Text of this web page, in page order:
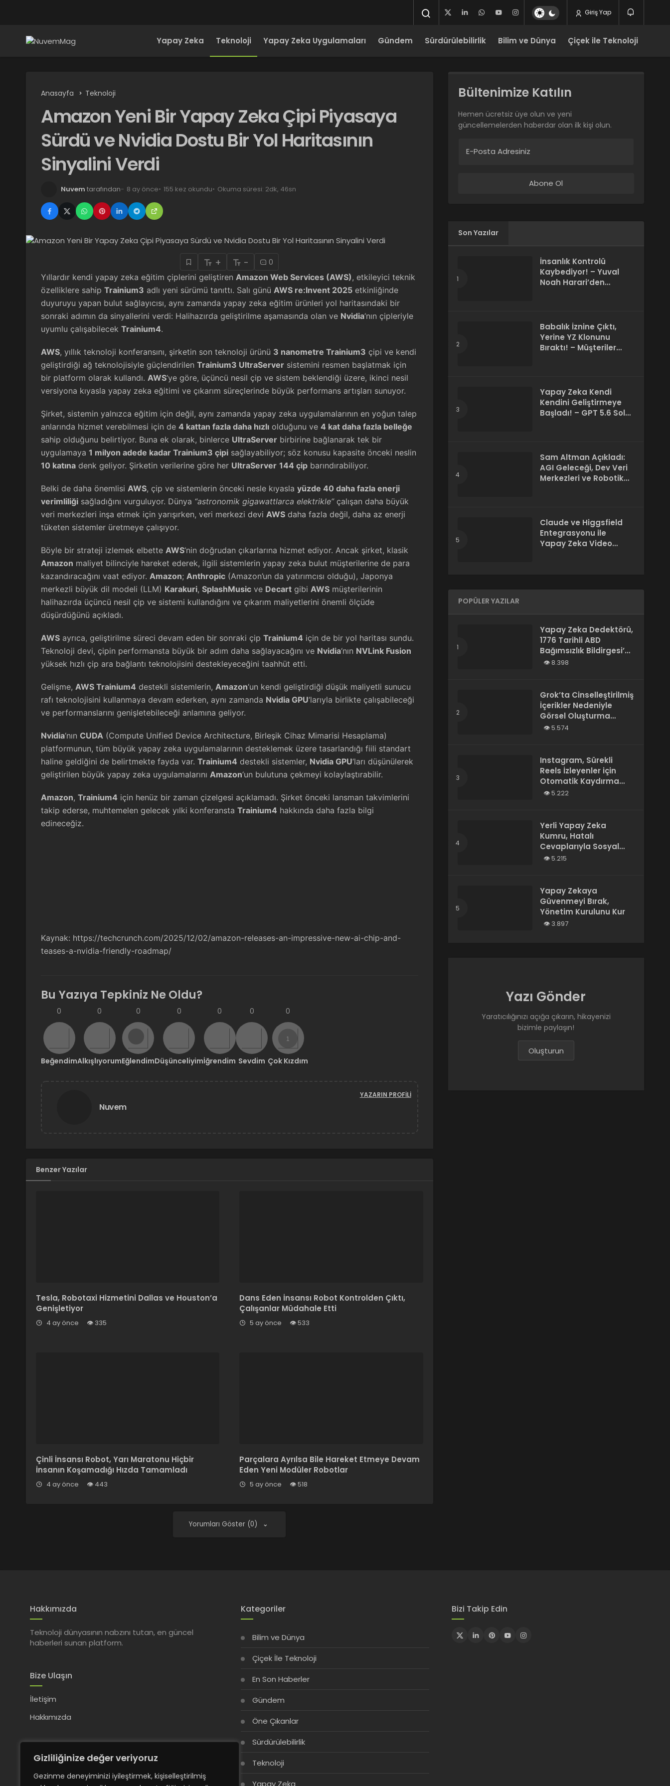
Gizliliğinize değer veriyoruz
Gezinme deneyiminizi iyileştirmek, kişiselleştirilmiş
Giriş Yap
Yapay Zeka Teknoloji Yapay Zeka Uygulamaları Gündem Sürdürülebilirlik Bilim ve Dünya Çiçek ile Teknoloji
Anasayfa Teknoloji
Amazon Yeni Bir Yapay Zeka Çipi Piyasaya
Sürdü ve Nvidia Dostu Bir Yol Haritasının
Sinyalini Verdi
Nuvem tarafından 8 ay önce 155 kez okundu Okuma süresi: 2dk, 46sn
+ -
0
Yıllardır kendi yapay zeka eğitim çiplerini geliştiren Amazon Web Services (AWS), etkileyici teknik
özelliklere sahip Trainium3 adlı yeni sürümü tanıttı. Salı günü AWS re:Invent 2025 etkinliğinde
duyuruyu yapan bulut sağlayıcısı, aynı zamanda yapay zeka eğitim ürünleri yol haritasındaki bir
sonraki adımın da sinyallerini verdi: Halihazırda geliştirilme aşamasında olan ve Nvidia‘nın çipleriyle
uyumlu çalışabilecek Trainium4.
AWS, yıllık teknoloji konferansını, şirketin son teknoloji ürünü 3 nanometre Trainium3 çipi ve kendi
geliştirdiği ağ teknolojisiyle güçlendirilen Trainium3 UltraServer sistemini resmen başlatmak için
bir platform olarak kullandı. AWS‘ye göre, üçüncü nesil çip ve sistem beklendiği üzere, ikinci nesil
versiyona kıyasla yapay zeka eğitimi ve çıkarım süreçlerinde büyük performans artışları sunuyor.
Şirket, sistemin yalnızca eğitim için değil, aynı zamanda yapay zeka uygulamalarının en yoğun talep
anlarında hizmet verebilmesi için de 4 kattan fazla daha hızlı olduğunu ve 4 kat daha fazla belleğe
sahip olduğunu belirtiyor. Buna ek olarak, binlerce UltraServer birbirine bağlanarak tek bir
uygulamaya 1 milyon adede kadar Trainium3 çipi sağlayabiliyor; söz konusu kapasite önceki neslin
10 katına denk geliyor. Şirketin verilerine göre her UltraServer 144 çip barındırabiliyor.
Belki de daha önemlisi AWS, çip ve sistemlerin önceki nesle kıyasla yüzde 40 daha fazla enerji
verimliliği sağladığını vurguluyor. Dünya “astronomik gigawattlarca elektrikle”çalışan daha büyük
veri merkezleri inşa etmek için yarışırken, veri merkezi devi AWS daha fazla değil, daha az enerji
tüketen sistemler üretmeye çalışıyor.
Böyle bir strateji izlemek elbette AWS‘nin doğrudan çıkarlarına hizmet ediyor. Ancak şirket, klasik
Amazon maliyet bilinciyle hareket ederek, ilgili sistemlerin yapay zeka bulut müşterilerine de para
kazandıracağını vaat ediyor. Amazon; Anthropic (Amazon’un da yatırımcısı olduğu), Japonya
merkezli büyük dil modeli (LLM) Karakuri, SplashMusic ve Decart gibi AWS müşterilerinin
halihazırda üçüncü nesil çip ve sistemi kullandığını ve çıkarım maliyetlerini önemli ölçüde
düşürdüğünü açıkladı.
AWS ayrıca, geliştirilme süreci devam eden bir sonraki çip Trainium4 için de bir yol haritası sundu.
Teknoloji devi, çipin performansta büyük bir adım daha sağlayacağını ve Nvidia‘nın NVLink Fusion
yüksek hızlı çip ara bağlantı teknolojisini destekleyeceğini taahhüt etti.
Gelişme, AWS Trainium4 destekli sistemlerin, Amazon‘un kendi geliştirdiği düşük maliyetli sunucu
rafı teknolojisini kullanmaya devam ederken, aynı zamanda Nvidia GPU‘larıyla birlikte çalışabileceği
ve performanslarını genişletebileceği anlamına geliyor.
Nvidia‘nın CUDA (Compute Unified Device Architecture, Birleşik Cihaz Mimarisi Hesaplama)
platformunun, tüm büyük yapay zeka uygulamalarının desteklemek üzere tasarlandığı fiili standart
haline geldiğini de belirtmekte fayda var. Trainium4 destekli sistemler, Nvidia GPU‘ları düşünülerek
geliştirilen büyük yapay zeka uygulamalarını Amazon‘un bulutuna çekmeyi kolaylaştırabilir.
Amazon, Trainium4 için henüz bir zaman çizelgesi açıklamadı. Şirket önceki lansman takvimlerini
takip ederse, muhtemelen gelecek yılki konferansta Trainium4 hakkında daha fazla bilgi
edineceğiz.
Kaynak: https://techcrunch.com/2025/12/02/amazon-releases-an-impressive-new-ai-chip-and-
teases-a-nvidia-friendly-roadmap/
Bu Yazıya Tepkiniz Ne Oldu?
0
Beğendim
0
Alkışlıyorum
0
Eğlendim
0
Düşünceliyim
0
İğrendim
0
Sevdim
0
Çok Kızdım
Nuvem
YAZARIN PROFILI
Benzer Yazılar
Tesla, Robotaxi Hizmetini Dallas ve Houston’a
Genişletiyor
4 ay önce 335
Dans Eden İnsansı Robot Kontrolden Çıktı,
Çalışanlar Müdahale Etti
5 ay önce 533
Çinli İnsansı Robot, Yarı Maratonu Hiçbir
İnsanın Koşamadığı Hızda Tamamladı
4 ay önce 443
Parçalara Ayrılsa Bile Hareket Etmeye Devam
Eden Yeni Modüler Robotlar
5 ay önce 518
Yorumları Göster (0)
Bültenimize Katılın
Hemen ücretsiz üye olun ve yeni
güncellemelerden haberdar olan ilk kişi olun.
E-Posta Adresiniz
Son Yazılar
İnsanlık Kontrolü
Kaybediyor! – Yuval
Noah Harari’den
Babalık İznine Çıktı,
Yerine YZ Klonunu
Bıraktı! – Müşteriler
Yapay Zeka Kendi
Kendini Geliştirmeye
Başladı! – GPT 5.6 Sol
Sam Altman Açıkladı:
AGI Geleceği, Dev Veri
Merkezleri ve Robotik
Claude ve Higgsfield
Entegrasyonu ile
Yapay Zeka Video
POPÜLER YAZILAR
Yapay Zeka Dedektörü,
1776 Tarihli ABD
Bağımsızlık Bildirgesi’ni
“Yapay Zeka
8.398
Grok’ta Cinselleştirilmiş
İçerikler Nedeniyle
Görsel Oluşturma
Kısıtlandı
5.574
Instagram, Sürekli
Reels İzleyenler için
Otomatik Kaydırma
Özelliğini Test Ediyor
5.222
Yerli Yapay Zeka
Kumru, Hatalı
Cevaplarıyla Sosyal
Medyada Gündem
5.215
Yapay Zekaya
Güvenmeyi Bırak,
Yönetim Kurulunu Kur
3.897
Yazı Gönder
Yaratıcılığınızı açığa çıkarın, hikayenizi
bizimle paylaşın!
Oluşturun
Hakkımızda
Teknoloji dünyasının nabzını tutan, en güncel
haberleri sunan platform.
Bize Ulaşın
İletişim
Hakkımızda
Kategoriler
Bilim ve Dünya
Çiçek İle Teknoloji
En Son Haberler
Gündem
Öne Çıkanlar
Sürdürülebilirlik
Teknoloji
Yapay Zeka
Bizi Takip Edin